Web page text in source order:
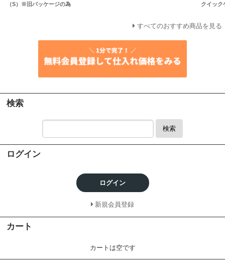
（S）※旧パッケージの為
クイック
すべてのおすすめ商品を見る
検索
検索
ログイン
ログイン
新規会員登録
カート
カートは空です